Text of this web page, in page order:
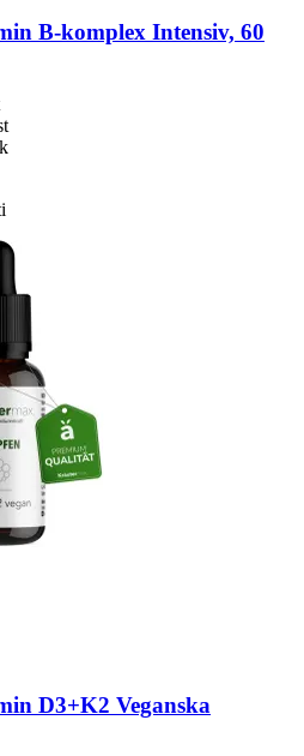
B-​komplex Intensiv, 60
D3+K2 Veganska